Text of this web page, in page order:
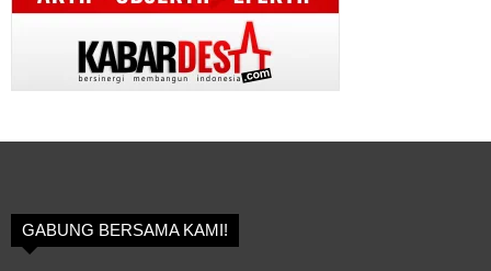
GABUNG BERSAMA KAMI!